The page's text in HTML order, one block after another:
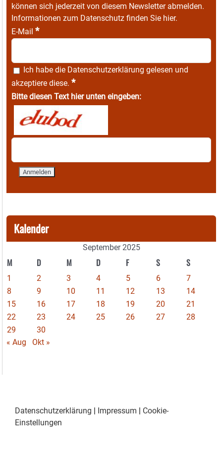
können sich jederzeit von diesem Newsletter abmelden.
Informationen zum Datenschutz finden Sie hier.
E-Mail *
Ich habe die Datenschutzerklärung gelesen und
akzeptiere diese. *
Bitte diesen Text hier unten eingeben:
Kalender
September 2025
M D M D F S S
1 2 3 4 5 6
7
8
9 10 11 12 13
14
15
16 17 18 19 20
21
22
23 24 25 26 27
28
29
30
« Aug
Okt »
Datenschutzerklärung Impressum
Cookie-
Einstellungen